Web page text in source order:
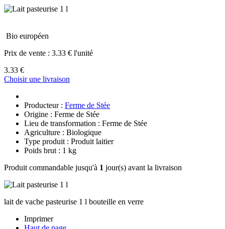
Bio européen
Prix de vente : 3.33 € l'unité
3.33 €
Choisir une livraison
Producteur : Ferme de Stée
Origine : Ferme de Stée
Lieu de transformation : Ferme de Stée
Agriculture : Biologique
Type produit : Produit laitier
Poids brut : 1 kg
Produit commandable jusqu'à 1 jour(s) avant la livraison
lait de vache pasteurise 1 l bouteille en verre
Imprimer